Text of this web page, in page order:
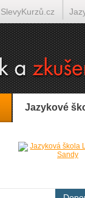
Jazykové
SlevyKurzů.cz
Tlumočení-